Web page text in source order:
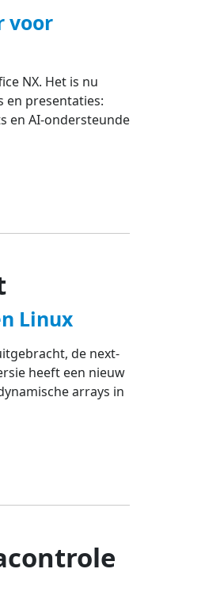
voor
NX. Het is nu
en presentaties:
en AI-ondersteunde
Linux
de next-
heeft een nieuw
arrays in